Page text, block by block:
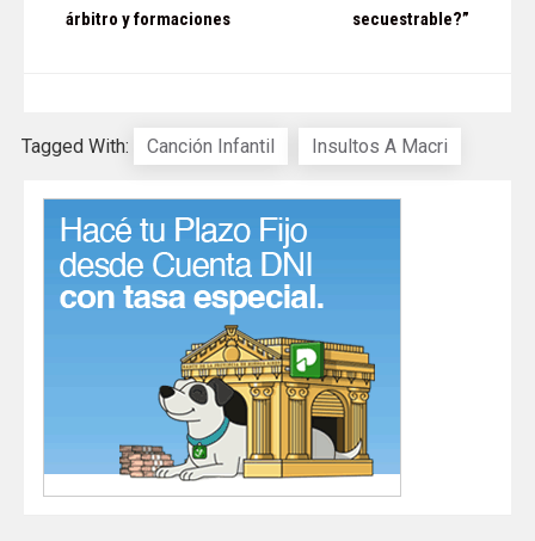
entradas
árbitro y formaciones
secuestrable?”
Tagged With: Canción Infantil Insultos A Macri